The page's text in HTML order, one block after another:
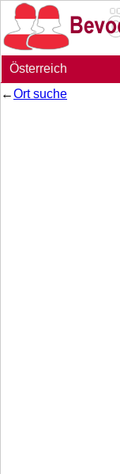
Österreich
←Ort suche